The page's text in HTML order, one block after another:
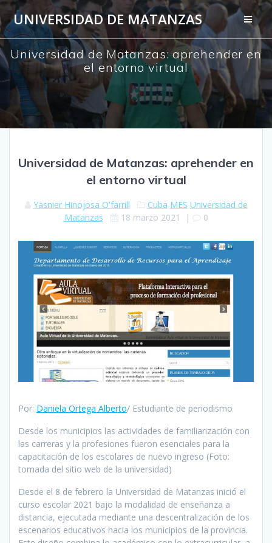
Saltar
al
contenido
UNIVERSIDAD DE MATANZAS
Universidad de Matanzas: aprehender en
el entorno virtual
Universidad de Matanzas: aprehender en
el entorno virtual
Yasnier Hinojosa O'farrill Cuba MES Universidad de
Matanzas
18 marzo 2021 | 0
Por: Daniela Ortega Alberto/ Estudiante de periodismo
Desde los municipios las actividades de familiarización con
las carreras y la profesiones fueron esenciales para la
capacitación de los escolares de nuevo ingreso (Foto:
tomada del sitio web de la universidad)
Desde el 8 de febrero la Universidad de Matanzas inició el
curso escolar 2021 bajo la modalidad de enseñanza a
distancia, ejecutada mediante una descentralización de los
escenarios educativos hacia los municipios de la provincia.